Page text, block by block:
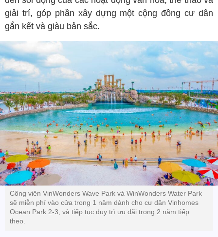
giải trí, góp phần xây dựng một cộng đồng cư dân
gắn kết và giàu bản sắc.
Công viên VinWonders Wave Park và WinWonders Water Park
sẽ miễn phí vào cửa trong 1 năm dành cho cư dân Vinhomes
Ocean Park 2-3, và tiếp tục duy trì ưu đãi trong 2 năm tiếp
theo.